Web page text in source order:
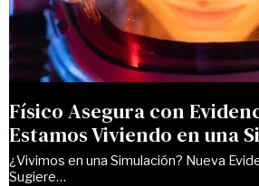
Físico Asegura con
Estamos Viviendo en una
¿Vivimos en una Simulación? Nueva
Sugiere…